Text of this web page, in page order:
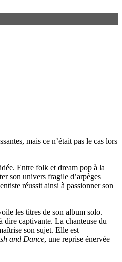
mais ce n’était pas le cas lors
Entre folk et dream pop à la
son univers fragile d’arpèges
réussit ainsi à passionner son
les titres de son album solo.
dire captivante. La chanteuse du
son sujet. Elle est
and Dance, une reprise énervée